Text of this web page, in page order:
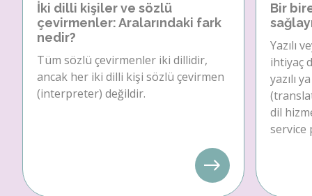
İki dilli kişiler ve sözlü
çevirmenler: Aralarındaki fark
nedir?
Tüm sözlü çevirmenler iki dillidir,
ancak her iki dilli kişi sözlü çevirmen
(interpreter) değildir.
Bir
Yazılı
ihtiyaç
yazılı
dil
service